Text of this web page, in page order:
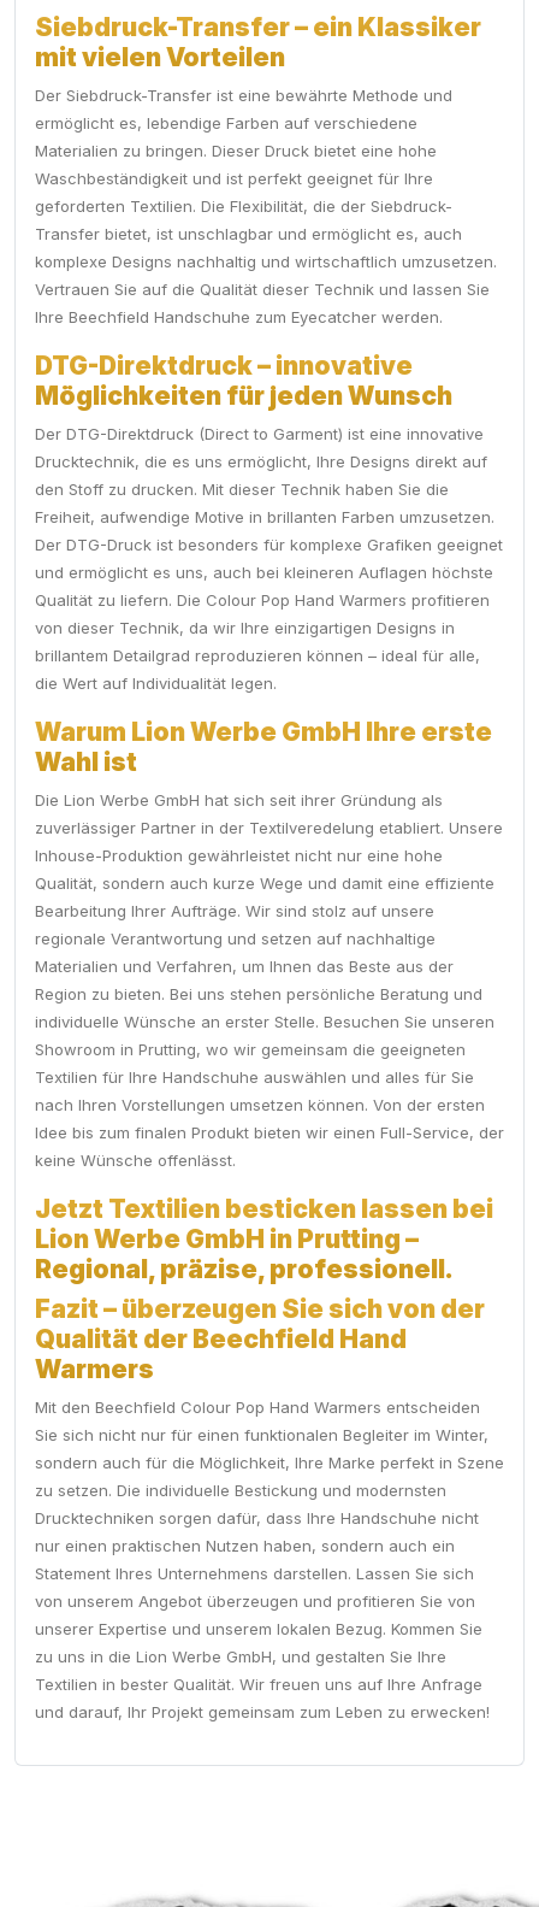
Siebdruck-Transfer – ein Klassiker
mit vielen Vorteilen
Der Siebdruck-Transfer ist eine bewährte Methode und
ermöglicht es, lebendige Farben auf verschiedene
Materialien zu bringen. Dieser Druck bietet eine hohe
Waschbeständigkeit und ist perfekt geeignet für Ihre
geforderten Textilien. Die Flexibilität, die der Siebdruck-
Transfer bietet, ist unschlagbar und ermöglicht es, auch
komplexe Designs nachhaltig und wirtschaftlich umzusetzen.
Vertrauen Sie auf die Qualität dieser Technik und lassen Sie
Ihre Beechfield Handschuhe zum Eyecatcher werden.
DTG-Direktdruck – innovative
Möglichkeiten für jeden Wunsch
Der DTG-Direktdruck (Direct to Garment) ist eine innovative
Drucktechnik, die es uns ermöglicht, Ihre Designs direkt auf
den Stoff zu drucken. Mit dieser Technik haben Sie die
Freiheit, aufwendige Motive in brillanten Farben umzusetzen.
Der DTG-Druck ist besonders für komplexe Grafiken geeignet
und ermöglicht es uns, auch bei kleineren Auflagen höchste
Qualität zu liefern. Die Colour Pop Hand Warmers profitieren
von dieser Technik, da wir Ihre einzigartigen Designs in
brillantem Detailgrad reproduzieren können – ideal für alle,
die Wert auf Individualität legen.
Warum Lion Werbe GmbH Ihre erste
Wahl ist
Die Lion Werbe GmbH hat sich seit ihrer Gründung als
zuverlässiger Partner in der Textilveredelung etabliert. Unsere
Inhouse-Produktion gewährleistet nicht nur eine hohe
Qualität, sondern auch kurze Wege und damit eine effiziente
Bearbeitung Ihrer Aufträge. Wir sind stolz auf unsere
regionale Verantwortung und setzen auf nachhaltige
Materialien und Verfahren, um Ihnen das Beste aus der
Region zu bieten. Bei uns stehen persönliche Beratung und
individuelle Wünsche an erster Stelle. Besuchen Sie unseren
Showroom in Prutting, wo wir gemeinsam die geeigneten
Textilien für Ihre Handschuhe auswählen und alles für Sie
nach Ihren Vorstellungen umsetzen können. Von der ersten
Idee bis zum finalen Produkt bieten wir einen Full-Service, der
keine Wünsche offenlässt.
Jetzt Textilien besticken lassen bei
Lion Werbe GmbH in Prutting –
Regional, präzise, professionell.
Fazit – überzeugen Sie sich von der
Qualität der Beechfield Hand
Warmers
Mit den Beechfield Colour Pop Hand Warmers entscheiden
Sie sich nicht nur für einen funktionalen Begleiter im Winter,
sondern auch für die Möglichkeit, Ihre Marke perfekt in Szene
zu setzen. Die individuelle Bestickung und modernsten
Drucktechniken sorgen dafür, dass Ihre Handschuhe nicht
nur einen praktischen Nutzen haben, sondern auch ein
Statement Ihres Unternehmens darstellen. Lassen Sie sich
von unserem Angebot überzeugen und profitieren Sie von
unserer Expertise und unserem lokalen Bezug. Kommen Sie
zu uns in die Lion Werbe GmbH, und gestalten Sie Ihre
Textilien in bester Qualität. Wir freuen uns auf Ihre Anfrage
und darauf, Ihr Projekt gemeinsam zum Leben zu erwecken!